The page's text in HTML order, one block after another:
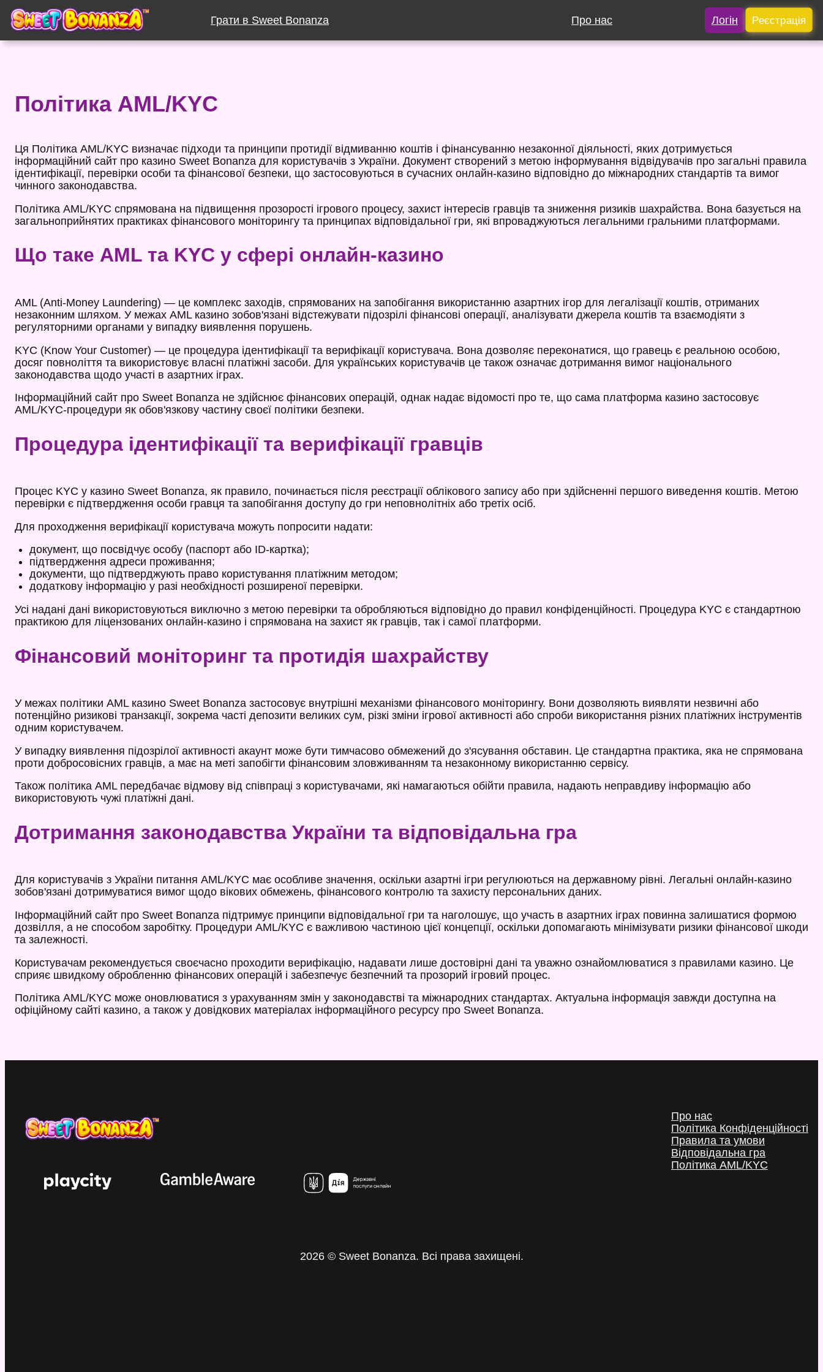
Перейти
до
вмісту
Грати в Sweet Bonanza Про нас Логін Реєстрація
Політика AML/KYC
Ця Політика AML/KYC визначає підходи та принципи протидії відмиванню коштів і фінансуванню незаконної діяльності, яких дотримується
інформаційний сайт про казино Sweet Bonanza для користувачів з України. Документ створений з метою інформування відвідувачів про загальні правила
ідентифікації, перевірки особи та фінансової безпеки, що застосовуються в сучасних онлайн-казино відповідно до міжнародних стандартів та вимог
чинного законодавства.
Політика AML/KYC спрямована на підвищення прозорості ігрового процесу, захист інтересів гравців та зниження ризиків шахрайства. Вона базується на
загальноприйнятих практиках фінансового моніторингу та принципах відповідальної гри, які впроваджуються легальними гральними платформами.
Що таке AML та KYC у сфері онлайн-казино
AML (Anti-Money Laundering) — це комплекс заходів, спрямованих на запобігання використанню азартних ігор для легалізації коштів, отриманих
незаконним шляхом. У межах AML казино зобов'язані відстежувати підозрілі фінансові операції, аналізувати джерела коштів та взаємодіяти з
регуляторними органами у випадку виявлення порушень.
KYC (Know Your Customer) — це процедура ідентифікації та верифікації користувача. Вона дозволяє переконатися, що гравець є реальною особою,
досяг повноліття та використовує власні платіжні засоби. Для українських користувачів це також означає дотримання вимог національного
законодавства щодо участі в азартних іграх.
Інформаційний сайт про Sweet Bonanza не здійснює фінансових операцій, однак надає відомості про те, що сама платформа казино застосовує
AML/KYC-процедури як обов'язкову частину своєї політики безпеки.
Процедура ідентифікації та верифікації гравців
Процес KYC у казино Sweet Bonanza, як правило, починається після реєстрації облікового запису або при здійсненні першого виведення коштів. Метою
перевірки є підтвердження особи гравця та запобігання доступу до гри неповнолітніх або третіх осіб.
Для проходження верифікації користувача можуть попросити надати:
документ, що посвідчує особу (паспорт або ID-картка);
підтвердження адреси проживання;
документи, що підтверджують право користування платіжним методом;
додаткову інформацію у разі необхідності розширеної перевірки.
Усі надані дані використовуються виключно з метою перевірки та обробляються відповідно до правил конфіденційності. Процедура KYC є стандартною
практикою для ліцензованих онлайн-казино і спрямована на захист як гравців, так і самої платформи.
Фінансовий моніторинг та протидія шахрайству
У межах політики AML казино Sweet Bonanza застосовує внутрішні механізми фінансового моніторингу. Вони дозволяють виявляти незвичні або
потенційно ризикові транзакції, зокрема часті депозити великих сум, різкі зміни ігрової активності або спроби використання різних платіжних інструментів
одним користувачем.
У випадку виявлення підозрілої активності акаунт може бути тимчасово обмежений до з'ясування обставин. Це стандартна практика, яка не спрямована
проти добросовісних гравців, а має на меті запобігти фінансовим зловживанням та незаконному використанню сервісу.
Також політика AML передбачає відмову від співпраці з користувачами, які намагаються обійти правила, надають неправдиву інформацію або
використовують чужі платіжні дані.
Дотримання законодавства України та відповідальна гра
Для користувачів з України питання AML/KYC має особливе значення, оскільки азартні ігри регулюються на державному рівні. Легальні онлайн-казино
зобов'язані дотримуватися вимог щодо вікових обмежень, фінансового контролю та захисту персональних даних.
Інформаційний сайт про Sweet Bonanza підтримує принципи відповідальної гри та наголошує, що участь в азартних іграх повинна залишатися формою
дозвілля, а не способом заробітку. Процедури AML/KYC є важливою частиною цієї концепції, оскільки допомагають мінімізувати ризики фінансової шкоди
та залежності.
Користувачам рекомендується своєчасно проходити верифікацію, надавати лише достовірні дані та уважно ознайомлюватися з правилами казино. Це
сприяє швидкому обробленню фінансових операцій і забезпечує безпечний та прозорий ігровий процес.
Політика AML/KYC може оновлюватися з урахуванням змін у законодавстві та міжнародних стандартах. Актуальна інформація завжди доступна на
офіційному сайті казино, а також у довідкових матеріалах інформаційного ресурсу про Sweet Bonanza.
Про нас
Політика Конфіденційності
Правила та умови
Відповідальна гра
Політика AML/KYC
2026 © Sweet Bonanza. Всі права захищені.